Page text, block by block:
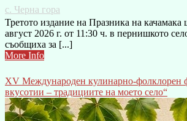
с. Черна гора
Третото издание на Празника на качамака
август 2026 г. от 11:30 ч. в пернишкото
съобщиха за [...]
More Info
XV Международен кулинарно-фолклорен
вкусотии – традициите на моето село“